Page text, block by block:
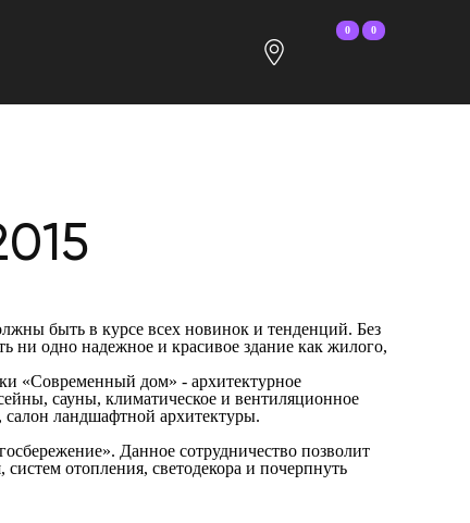
0 0
быть в курсе всех новинок и тенденций. Без
ни одно надежное и красивое здание как жилого,
«Современный дом» - архитектурное
сауны, климатическое и вентиляционное
ландшафтной архитектуры.
Данное сотрудничество позволит
отопления, светодекора и почерпнуть